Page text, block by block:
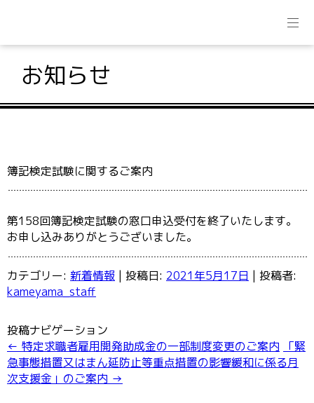
お知らせ
簿記検定試験に関するご案内
第158回簿記検定試験の窓口申込受付を終了いたします。
お申し込みありがとうございました。
カテゴリー: 新着情報 | 投稿日: 2021年5月17日 | 投稿者:
kameyama_staff
投稿ナビゲーション
← 特定求職者雇用開発助成金の一部制度変更のご案内
「緊
急事態措置又はまん延防止等重点措置の影響緩和に係る月
次支援金」のご案内 →